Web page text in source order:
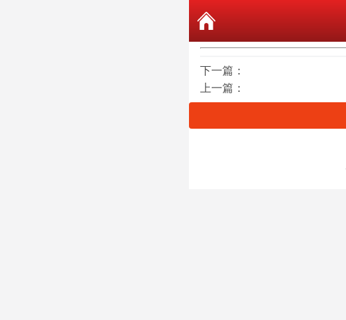
下一篇：
上一篇：